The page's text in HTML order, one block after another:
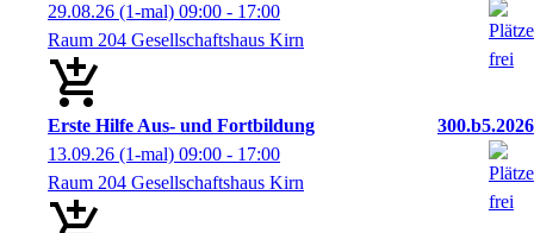
29.08.26 (1-mal) 09:00 - 17:00
Raum 204 Gesellschaftshaus Kirn
Erste Hilfe Aus- und Fortbildung
300.b5.2026
13.09.26 (1-mal) 09:00 - 17:00
Raum 204 Gesellschaftshaus Kirn